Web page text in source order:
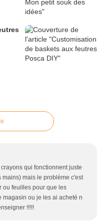
qui fonctionnent juste
mais le problème c'est
ou feuilles pour que les
magasin ou je les ai acheté n
!!!!!